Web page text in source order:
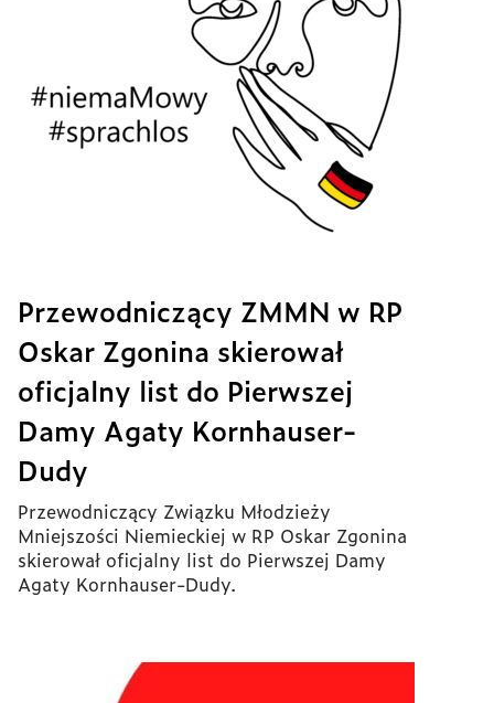
Przewodniczący ZMMN w RP
Oskar Zgonina skierował
oficjalny list do Pierwszej
Damy Agaty Kornhauser-
Dudy
Przewodniczący Związku Młodzieży
Mniejszości Niemieckiej w RP Oskar Zgonina
skierował oficjalny list do Pierwszej Damy
Agaty Kornhauser-Dudy.